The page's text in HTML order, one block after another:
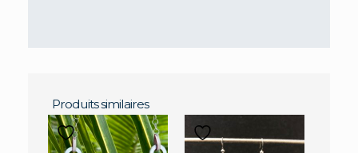
Produits similaires